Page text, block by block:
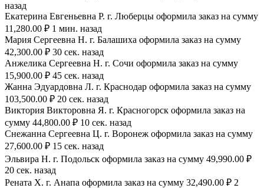
назад
Екатерина Евгеньевна Р. г. Люберцы оформила заказ на сумму
11,280.00 ₽ 1 мин. назад
Мария Сергеевна H. г. Балашиха оформила заказ на сумму
42,300.00 ₽ 30 сек. назад
Анжелика Сергеевна Н. г. Сочи оформила заказ на сумму
15,900.00 ₽ 45 сек. назад
Жанна Эдуардовна Л. г. Краснодар оформила заказ на сумму
103,500.00 ₽ 20 сек. назад
Виктория Викторовна Я. г. Красногорск оформила заказ на
сумму 44,800.00 ₽ 10 сек. назад
Снежанна Сергеевна Ц. г. Воронеж оформила заказ на сумму
27,600.00 ₽ 15 сек. назад
Эльвира Н. г. Подольск оформила заказ на сумму 49,990.00 ₽
20 сек. назад
Рената Х. г. Анапа оформила заказ на сумму 32,490.00 ₽ 2